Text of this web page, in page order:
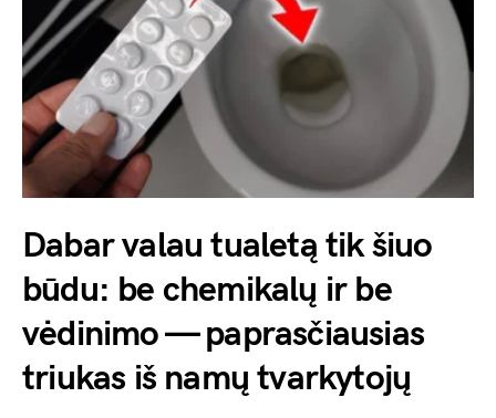
Dabar valau tualetą tik šiuo
būdu: be chemikalų ir be
vėdinimo — paprasčiausias
triukas iš namų tvarkytojų